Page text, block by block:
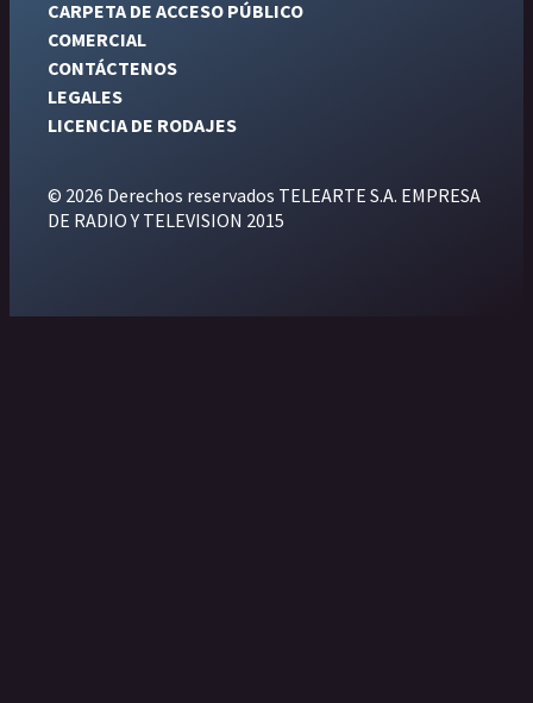
CARPETA DE ACCESO PÚBLICO
COMERCIAL
CONTÁCTENOS
LEGALES
LICENCIA DE RODAJES
© 2026 Derechos reservados TELEARTE S.A. EMPRESA
DE RADIO Y TELEVISION 2015